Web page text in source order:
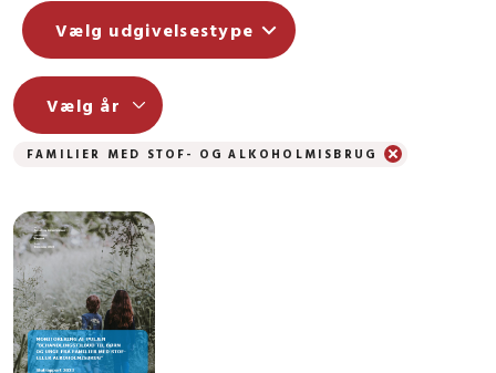
Vælg udgivelsestype
FAMILIER MED STOF- OG ALKOHOLMISBRUG